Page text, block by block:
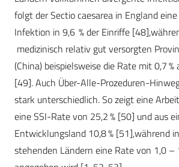
folgt der Sectio caesarea in England
Infektion in 9,6 % der Einriffe [48],
medizinisch relativ gut versorgten
(China) beispielsweise die Rate mit 0,7
[49]. Auch Über-Alle-Prozeduren-
stark unterschiedlich. So zeigt eine
eine SSI-Rate von 25,2 % [50] und aus
Entwicklungsland 10,8 % [51],während
stehenden Ländern eine Rate von 1,0 –